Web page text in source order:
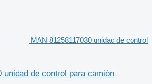
MAN 81258117030 unidad de control
unidad de control para camión